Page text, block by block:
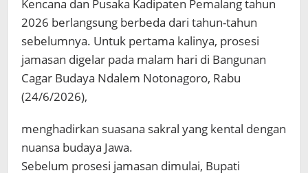
Kencana dan Pusaka Kadipaten Pemalang tahun
2026 berlangsung berbeda dari tahun-tahun
sebelumnya. Untuk pertama kalinya, prosesi
jamasan digelar pada malam hari di Bangunan
Cagar Budaya Ndalem Notonagoro, Rabu
(24/6/2026),
menghadirkan suasana sakral yang kental dengan
nuansa budaya Jawa.
Sebelum prosesi jamasan dimulai, Bupati